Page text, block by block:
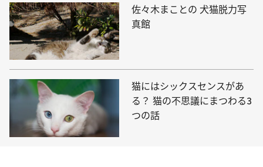
佐々木まことの 犬猫脱力写
真館
猫にはシックスセンスがあ
る？ 猫の不思議にまつわる3
つの話